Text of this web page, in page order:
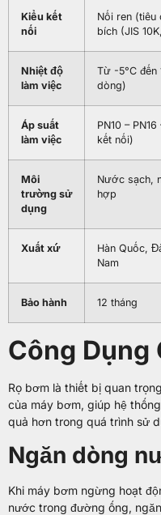
Kiểu kết
nối
Nối ren (tiêu
bích (JIS
Nhiệt độ
làm việc
Từ -5°C đến
dòng)
Áp suất
làm việc
PN10 –
kết nối)
Môi
trường sử
dụng
Nước sạch,
hợp
Xuất xứ
Hàn Quốc,
Nam
Bảo hành 12 tháng
Công Dụng
Rọ bơm là thiết bị quan
của máy bơm, giúp hệ
quả hơn trong quá trình sử
Ngăn dòng
Khi máy bơm ngừng hoạt
nước trong đường ống,